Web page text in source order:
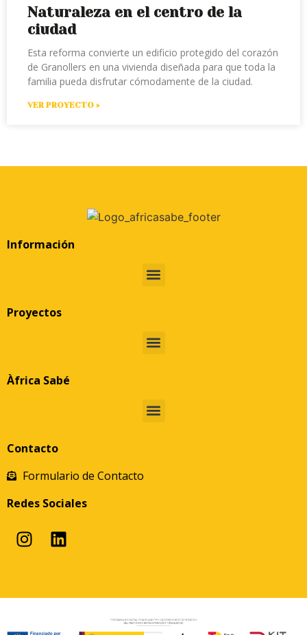
Naturaleza en el centro de la
ciudad
Esta reforma convierte un edificio protegido del corazón
de Granollers en una vivienda diseñada para que toda la
familia pueda disfrutar cómodamente de la ciudad.
VER PROYECTO »
Información
Proyectos
Àfrica Sabé
Contacto
Formulario de Contacto
Redes Sociales